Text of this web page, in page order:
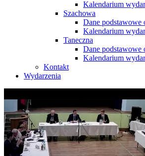
Kalendarium
Szachowa
Dane podstawowe
Kalendarium
Taneczna
Dane podstawowe
Kalendarium
Kontakt
Wydarzenia